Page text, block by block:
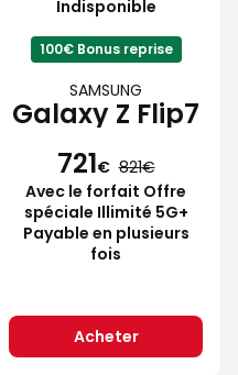
Indisponible
100€ Bonus reprise
SAMSUNG
Galaxy Z Flip7
721€ 821
Avec le forfait Offre
spéciale Illimité 5G+
Payable en plusieurs
fois
Acheter